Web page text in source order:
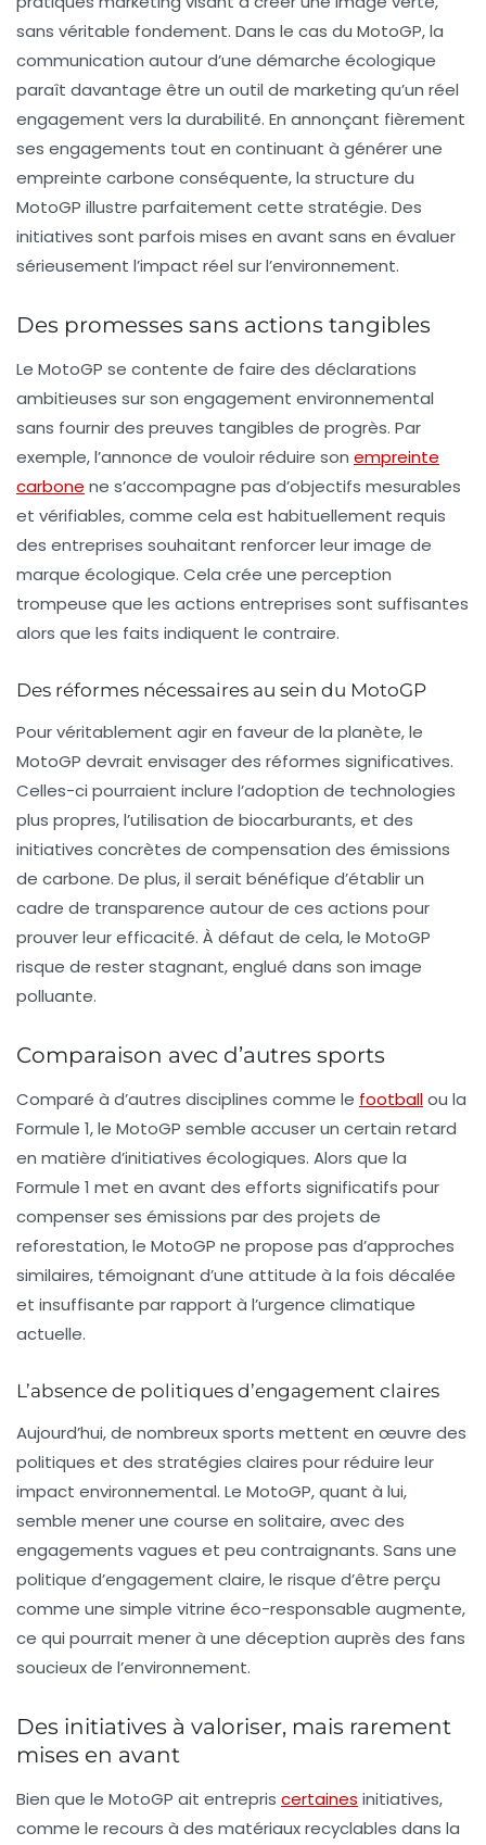
sans véritable fondement. Dans le cas du MotoGP, la
communication autour d’une démarche écologique
paraît davantage être un outil de marketing qu’un réel
engagement vers la durabilité. En annonçant fièrement
ses engagements tout en continuant à générer une
empreinte carbone conséquente, la structure du
MotoGP illustre parfaitement cette stratégie. Des
initiatives sont parfois mises en avant sans en évaluer
sérieusement l’impact réel sur l’environnement.
Des promesses sans actions tangibles
Le MotoGP se contente de faire des déclarations
ambitieuses sur son engagement environnemental
sans fournir des preuves tangibles de progrès. Par
exemple, l’annonce de vouloir réduire son empreinte
carbone ne s’accompagne pas d’objectifs mesurables
et vérifiables, comme cela est habituellement requis
des entreprises souhaitant renforcer leur image de
marque écologique. Cela crée une perception
trompeuse que les actions entreprises sont suffisantes
alors que les faits indiquent le contraire.
Des réformes nécessaires au sein du MotoGP
Pour véritablement agir en faveur de la planète, le
MotoGP devrait envisager des réformes significatives.
Celles-ci pourraient inclure l’adoption de technologies
plus propres, l’utilisation de biocarburants, et des
initiatives concrètes de compensation des émissions
de carbone. De plus, il serait bénéfique d’établir un
cadre de transparence autour de ces actions pour
prouver leur efficacité. À défaut de cela, le MotoGP
risque de rester stagnant, englué dans son image
polluante.
Comparaison avec d’autres sports
Comparé à d’autres disciplines comme le footballou la
Formule 1, le MotoGP semble accuser un certain retard
en matière d’initiatives écologiques. Alors que la
Formule 1 met en avant des efforts significatifs pour
compenser ses émissions par des projets de
reforestation, le MotoGP ne propose pas d’approches
similaires, témoignant d’une attitude à la fois décalée
et insuffisante par rapport à l’urgence climatique
actuelle.
L’absence de politiques d’engagement claires
Aujourd’hui, de nombreux sports mettent en œuvre des
politiques et des stratégies claires pour réduire leur
impact environnemental. Le MotoGP, quant à lui,
semble mener une course en solitaire, avec des
engagements vagues et peu contraignants. Sans une
politique d’engagement claire, le risque d’être perçu
comme une simple vitrine éco-responsable augmente,
ce qui pourrait mener à une déception auprès des fans
soucieux de l’environnement.
Des initiatives à valoriser, mais rarement
mises en avant
Bien que le MotoGP ait entrepris certaines initiatives,
comme le recours à des matériaux recyclables dans la